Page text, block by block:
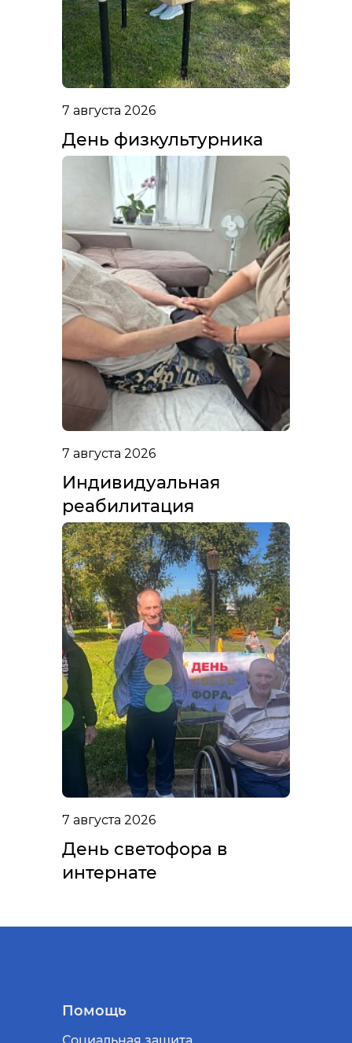
7 августа 2026
День физкультурника
7 августа 2026
Индивидуальная
реабилитация
7 августа 2026
День светофора в
интернате
Помощь